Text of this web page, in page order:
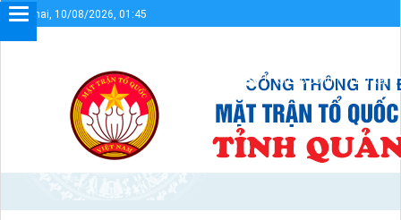
Thứ hai, 10/08/2026, 01:45
Sơ đồ cổng Liên kết